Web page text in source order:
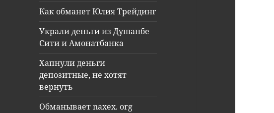
Как обманет Юлия Трейдинг
Украли деньги из Душанбе
Сити и Амонатбанка
Хапнули деньги
депозитные, не хотят
вернуть
Обманывает naxex. org